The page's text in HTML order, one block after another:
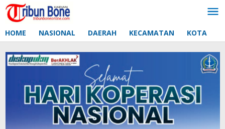
Lewati
ke
HOME NASIONAL DAERAH KECAMATAN KOTA